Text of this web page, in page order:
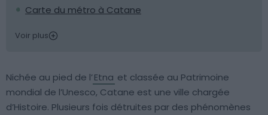
Carte du métro à Catane
Voir plus
Nichée au pied de l’Etna et classée au Patrimoine
mondial de l’Unesco, Catane est une ville chargée
d’Histoire. Plusieurs fois détruites par des phénomènes